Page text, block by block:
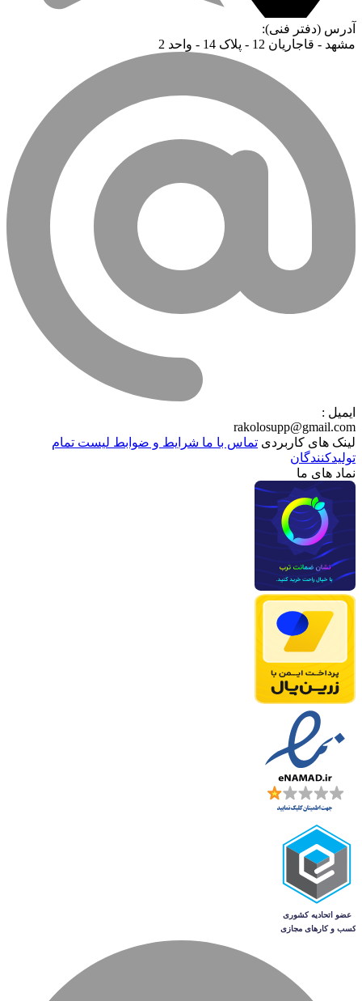
آدرس (دفتر فنی):
مشهد - قاجاریان 12 - پلاک 14 - واحد 2
ایمیل :
rakolosupp@gmail.com
لینک های کاربردی تماس با ماشرایط و ضوابطلیست تمام
تولیدکنندگان
نماد های ما